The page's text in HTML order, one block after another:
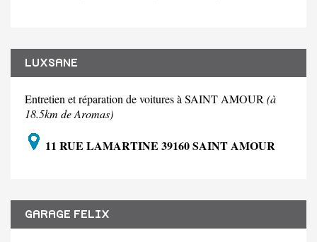
LUXSANE
Entretien et réparation de voitures à SAINT AMOUR(à
18.5km de Aromas)
11 RUE LAMARTINE 39160 SAINT AMOUR
GARAGE FELIX